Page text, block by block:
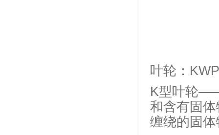
叶轮：
K型叶轮
和含有固
缠绕的固